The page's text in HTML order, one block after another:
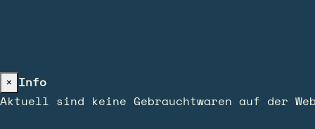
×
Info
Aktuell sind keine Gebrauchtwaren auf der